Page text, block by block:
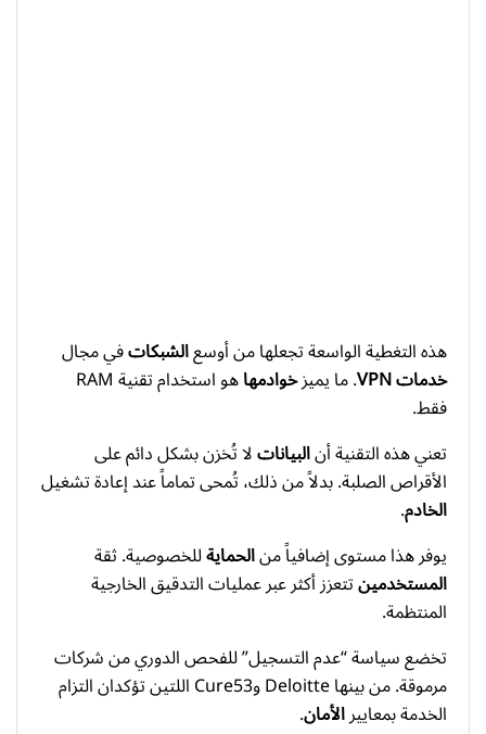
هذه التغطية الواسعة تجعلها من أوسعالشبكاتفي مجال
خدمات VPN . ما يميزخوادمها هو استخدام تقنية RAM
فقط.
تعني هذه التقنية أنالبياناتلا تُخزن بشكل دائم على
الأقراص الصلبة. بدلاً من ذلك، تُمحى تماماً عند إعادة تشغيل
الخادم.
يوفر هذا مستوى إضافياً منالحمايةللخصوصية. ثقة
المستخدمينتتعزز أكثر عبر عمليات التدقيق الخارجية
المنتظمة.
تخضع سياسة “عدم التسجيل” للفحص الدوري من شركات
مرموقة. من بينها Deloitte وCure53 اللتين تؤكدان التزام
الخدمة بمعاييرالأمان.